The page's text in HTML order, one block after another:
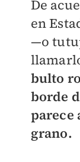
De
en
—o
bulto
borde
parece
grano.